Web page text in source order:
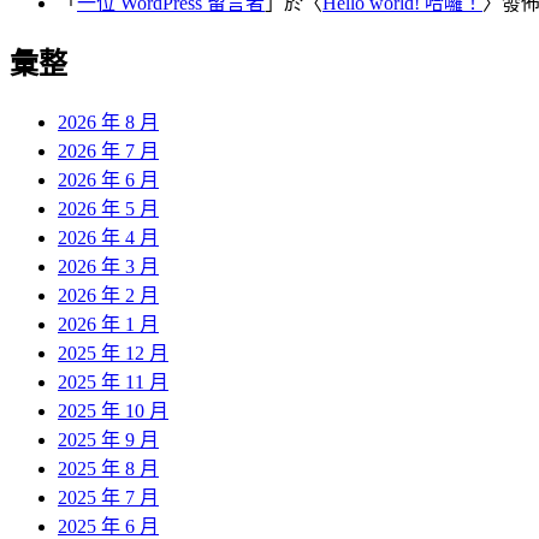
彙整
2026 年 8 月
2026 年 7 月
2026 年 6 月
2026 年 5 月
2026 年 4 月
2026 年 3 月
2026 年 2 月
2026 年 1 月
2025 年 12 月
2025 年 11 月
2025 年 10 月
2025 年 9 月
2025 年 8 月
2025 年 7 月
2025 年 6 月